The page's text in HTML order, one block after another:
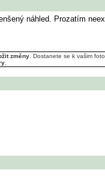
náhled. Prozatím
změny. Dostanete se k vašim
.